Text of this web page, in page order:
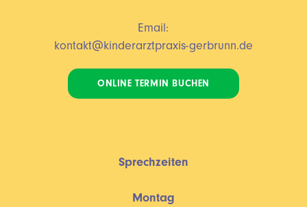
Email:
kontakt@kinderarztpraxis-gerbrunn.de
ONLINE TERMIN BUCHEN
Sprechzeiten
Montag